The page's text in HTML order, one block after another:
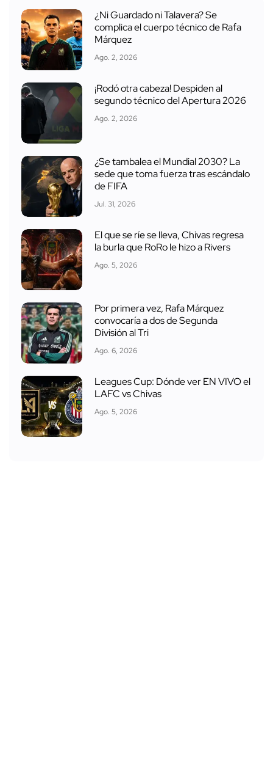
¿Ni Guardado ni Talavera? Se
complica el cuerpo técnico de Rafa
Márquez
Ago. 2, 2026
¡Rodó otra cabeza! Despiden al
segundo técnico del Apertura 2026
Ago. 2, 2026
¿Se tambalea el Mundial 2030? La
sede que toma fuerza tras escándalo
de FIFA
Jul. 31, 2026
El que se ríe se lleva, Chivas regresa
la burla que RoRo le hizo a Rivers
Ago. 5, 2026
Por primera vez, Rafa Márquez
convocaría a dos de Segunda
División al Tri
Ago. 6, 2026
Leagues Cup: Dónde ver EN VIVO el
LAFC vs Chivas
Ago. 5, 2026